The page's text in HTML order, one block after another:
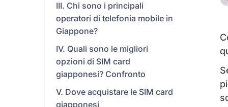
III. Chi sono i principali
operatori di telefonia mobile in
Giappone?
IV. Quali sono le migliori
opzioni di SIM card
giapponesi? Confronto
V. Dove acquistare le SIM card
giapponesi